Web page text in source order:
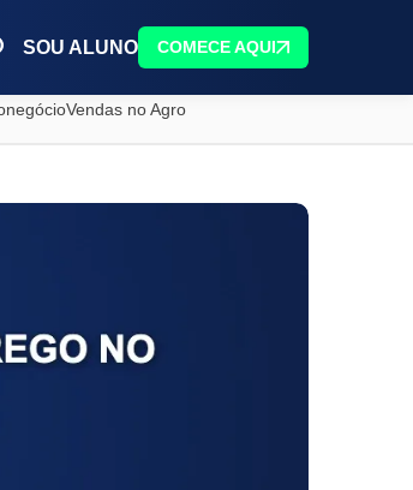
SOU ALUNO COMECE AQUI
Vendas no Agro